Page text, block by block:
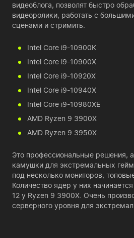
видеоблога, позволят быстро
видеоролики, работать с
сценами и стримить.
Intel Core i9-10900K
Intel Core i9-10900X
Intel Core i9-10920X
Intel Core i9-10940X
Intel Core i9-10980XE
AMD Ryzen 9 3900X
AMD Ryzen 9 3950X
Это профессиональные решения,
камушки для экстремальных
под несколько мониторов,
Количество ядер у них
12 у Ryzen 9 3900X. Очень
серверного уровня для